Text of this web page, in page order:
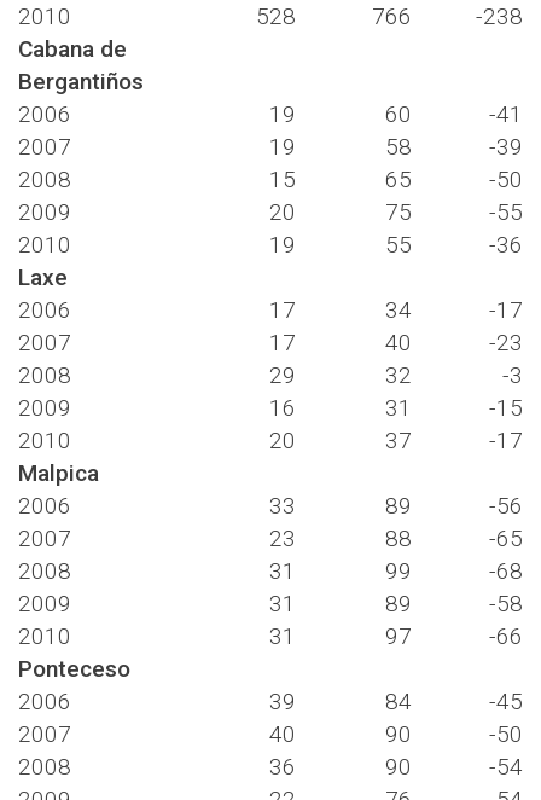
2010
528 766
-238
Cabana de
Bergantiños
2006
19 60
-41
2007
19 58
-39
2008
15 65
-50
2009
20 75
-55
2010
19 55
-36
Laxe
2006
17 34
-17
2007
17 40
-23
2008
29 32
-3
2009
16 31
-15
2010
20 37
-17
Malpica
2006
33 89
-56
2007
23 88
-65
2008
31 99
-68
2009
31 89
-58
2010
31 97
-66
Ponteceso
2006
39 84
-45
2007
40 90
-50
2008
36 90
-54